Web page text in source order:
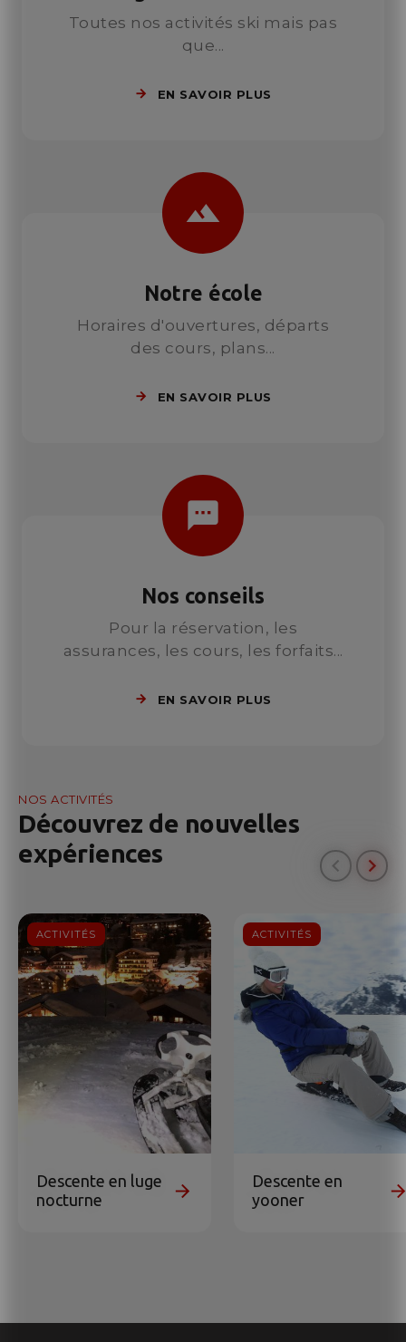
Toutes nos activités ski mais pas
que...
EN SAVOIR PLUS
landscape
Notre école
Horaires d'ouvertures, départs
des cours, plans...
EN SAVOIR PLUS
sms
Nos conseils
Pour la réservation, les
assurances, les cours, les forfaits...
EN SAVOIR PLUS
NOS ACTIVITÉS
Découvrez de nouvelles
expériences
ACTIVITÉS
Descente en luge
nocturne
ACTIVITÉS
Descente en
yooner